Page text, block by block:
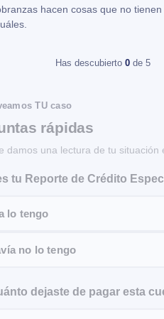
hacen cosas que no tienen
Has descubierto 0 de 5
TU caso
rápidas
damos una lectura de tu situación
tu Reporte de Crédito
lo tengo
no lo tengo
dejaste de pagar esta